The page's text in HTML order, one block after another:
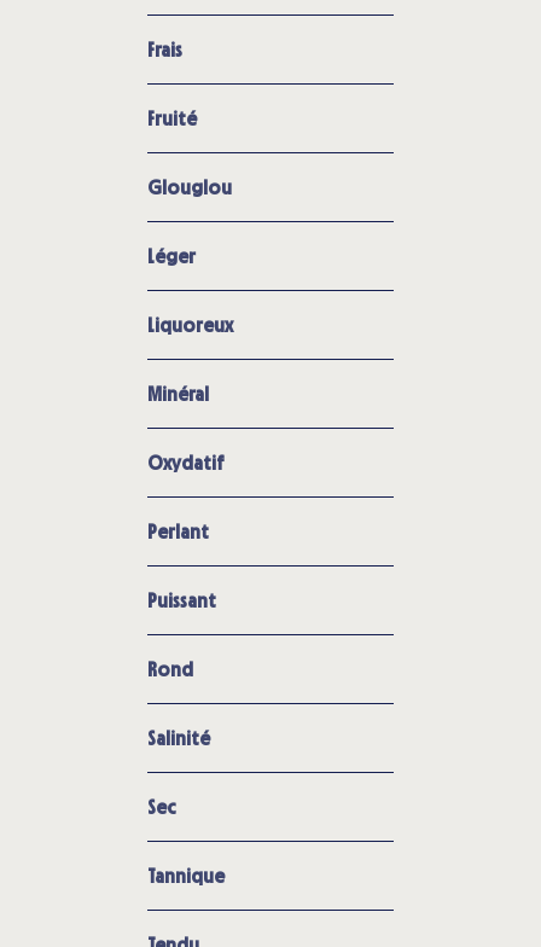
Frais
Fruité
Glouglou
Léger
Liquoreux
Minéral
Oxydatif
Perlant
Puissant
Rond
Salinité
Sec
Tannique